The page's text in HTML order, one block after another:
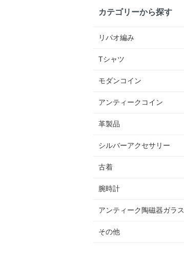
カテゴリーから探す
リパオ編み
Tシャツ
モダンコイン
アンティークコイン
革製品
シルバーアクセサリー
古着
腕時計
アンティーク陶磁器ガラス
その他